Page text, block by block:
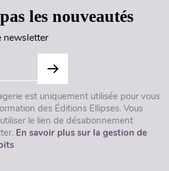
les nouveautés
newsletter
est uniquement utilisée pour vous
des Éditions Ellipses. Vous
le lien de désabonnement
En savoir plus sur la gestion de